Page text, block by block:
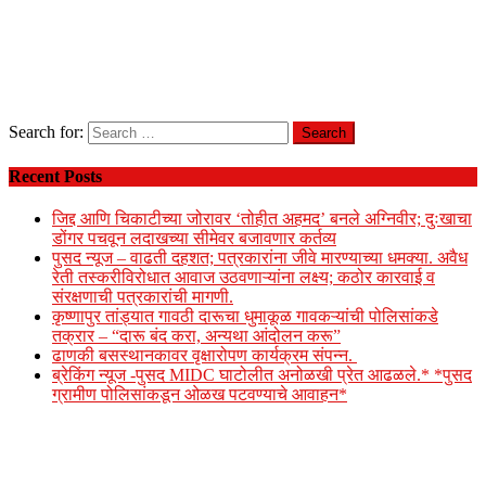
Search for:
Recent Posts
जिद्द आणि चिकाटीच्या जोरावर ‘तोहीत अहमद’ बनले अग्निवीर; दुःखाचा
डोंगर पचवून लदाखच्या सीमेवर बजावणार कर्तव्य
पुसद न्यूज – वाढती दहशत; पत्रकारांना जीवे मारण्याच्या धमक्या. अवैध
रेती तस्करीविरोधात आवाज उठवणाऱ्यांना लक्ष्य; कठोर कारवाई व
संरक्षणाची पत्रकारांची मागणी.
कृष्णापुर तांड्यात गावठी दारूचा धुमाकूळ गावकऱ्यांची पोलिसांकडे
तक्रार – “दारू बंद करा, अन्यथा आंदोलन करू”
ढाणकी बसस्थानकावर वृक्षारोपण कार्यक्रम संपन्न.
ब्रेकिंग न्यूज -पुसद MIDC घाटोलीत अनोळखी प्रेत आढळले.* *पुसद
ग्रामीण पोलिसांकडून ओळख पटवण्याचे आवाहन*